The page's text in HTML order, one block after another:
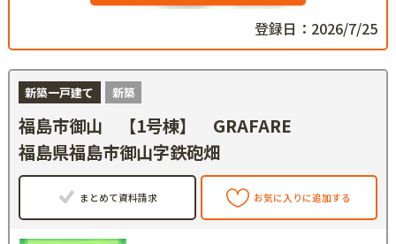
登録日：2026/7/25
新築一戸建て 新築
福島市御山 【1号棟】 GRAFARE
福島県福島市御山字鉄砲畑
まとめて資料請求 お気に入りに追加する